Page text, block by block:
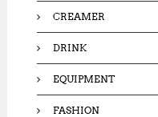
CREAMER
DRINK
EQUIPMENT
FASHION